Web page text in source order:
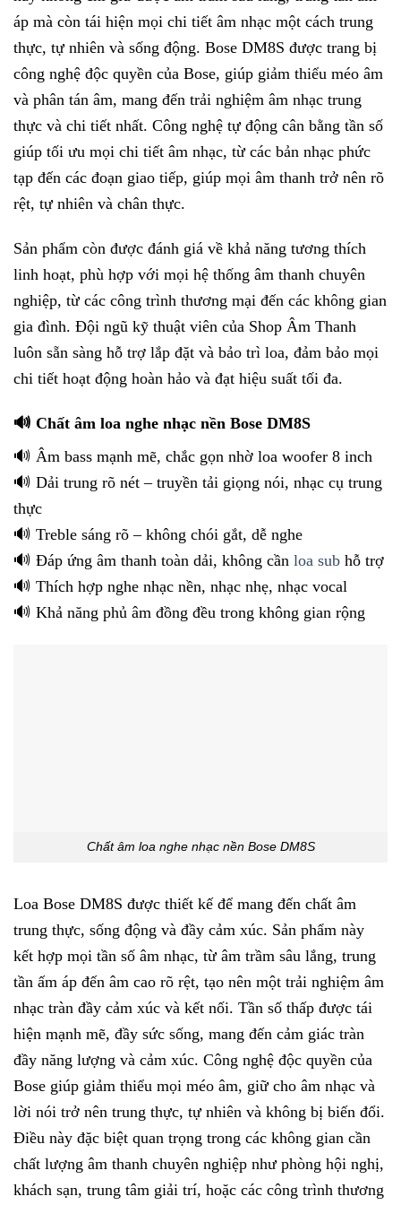
áp mà còn tái hiện mọi chi tiết âm nhạc một cách trung
thực, tự nhiên và sống động. Bose DM8S được trang bị
công nghệ độc quyền của Bose, giúp giảm thiểu méo âm
và phân tán âm, mang đến trải nghiệm âm nhạc trung
thực và chi tiết nhất. Công nghệ tự động cân bằng tần số
giúp tối ưu mọi chi tiết âm nhạc, từ các bản nhạc phức
tạp đến các đoạn giao tiếp, giúp mọi âm thanh trở nên rõ
rệt, tự nhiên và chân thực.
Sản phẩm còn được đánh giá về khả năng tương thích
linh hoạt, phù hợp với mọi hệ thống âm thanh chuyên
nghiệp, từ các công trình thương mại đến các không gian
gia đình. Đội ngũ kỹ thuật viên của Shop Âm Thanh
luôn sẵn sàng hỗ trợ lắp đặt và bảo trì loa, đảm bảo mọi
chi tiết hoạt động hoàn hảo và đạt hiệu suất tối đa.
🔊 Chất âm loa nghe nhạc nền Bose DM8S
🔊 Âm bass mạnh mẽ, chắc gọn nhờ loa woofer 8 inch
🔊 Dải trung rõ nét – truyền tải giọng nói, nhạc cụ trung
thực
🔊 Treble sáng rõ – không chói gắt, dễ nghe
🔊 Đáp ứng âm thanh toàn dải, không cần loa sub hỗ trợ
🔊 Thích hợp nghe nhạc nền, nhạc nhẹ, nhạc vocal
🔊 Khả năng phủ âm đồng đều trong không gian rộng
Chất âm loa nghe nhạc nền Bose DM8S
Loa Bose DM8S được thiết kế để mang đến chất âm
trung thực, sống động và đầy cảm xúc. Sản phẩm này
kết hợp mọi tần số âm nhạc, từ âm trầm sâu lắng, trung
tần ấm áp đến âm cao rõ rệt, tạo nên một trải nghiệm âm
nhạc tràn đầy cảm xúc và kết nối. Tần số thấp được tái
hiện mạnh mẽ, đầy sức sống, mang đến cảm giác tràn
đầy năng lượng và cảm xúc. Công nghệ độc quyền của
Bose giúp giảm thiểu mọi méo âm, giữ cho âm nhạc và
lời nói trở nên trung thực, tự nhiên và không bị biến đổi.
Điều này đặc biệt quan trọng trong các không gian cần
chất lượng âm thanh chuyên nghiệp như phòng hội nghị,
khách sạn, trung tâm giải trí, hoặc các công trình thương